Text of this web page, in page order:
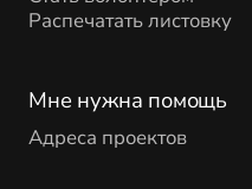
Распечатать листовку
Мне нужна помощь
Адреса проектов